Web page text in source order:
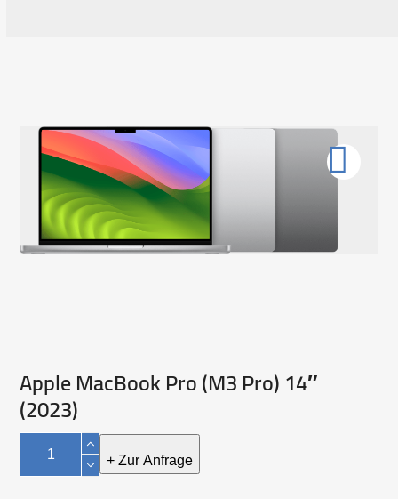
Apple MacBook Pro (M3 Pro) 14″
(2023)
Apple
MacBook
Pro
+ Zur Anfrage